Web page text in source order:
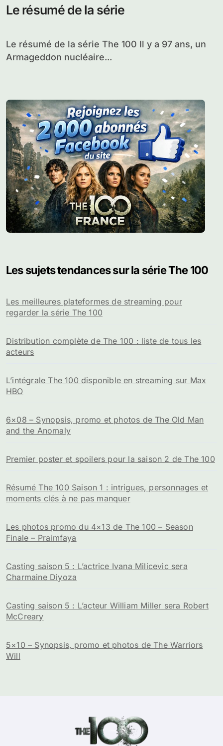
Le résumé de la série The 100 Il y a 97 ans, un
Armageddon nucléaire...
Les sujets tendances sur la série The 100
regarder la série The 100
acteurs
HBO
6×08 – Synopsis, promo et photos de The Old Man
and the Anomaly
Premier poster et spoilers pour la saison 2 de The 100
moments clés à ne pas manquer
Finale – Praimfaya
Charmaine Diyoza
5×10 – Synopsis, promo et photos de The Warriors